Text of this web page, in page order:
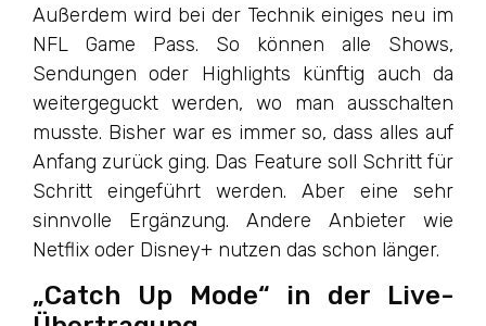
Außerdem wird bei der Technik einiges neu im
NFL Game Pass. So können alle Shows,
Sendungen oder Highlights künftig auch da
weitergeguckt werden, wo man ausschalten
musste. Bisher war es immer so, dass alles auf
Anfang zurück ging. Das Feature soll Schritt für
Schritt eingeführt werden. Aber eine sehr
sinnvolle Ergänzung. Andere Anbieter wie
Netflix oder Disney+ nutzen das schon länger.
„Catch Up Mode“ in der Live-